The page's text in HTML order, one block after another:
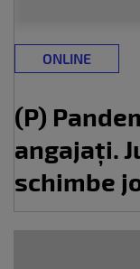
ONLINE
(P)
angajați.
schimbe